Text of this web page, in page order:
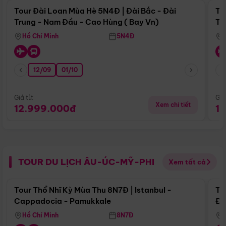
Tour Đài Loan Mùa Hè 5N4Đ | Đài Bắc - Đài
Trung - Nam Đầu - Cao Hùng ( Bay Vn)
Hồ Chí Minh 5N4Đ
12/09 01/10
Giá từ:
12.999.000đ Xem chi tiết
TOUR DU LỊCH ÂU-ÚC-MỸ-PHI Xem tất cả
Điểm nổi bật
Tour Thổ Nhĩ Kỳ Mùa Thu 8N7Đ | Istanbul -
Cappadocia - Pamukkale
Hồ Chí Minh 8N7Đ